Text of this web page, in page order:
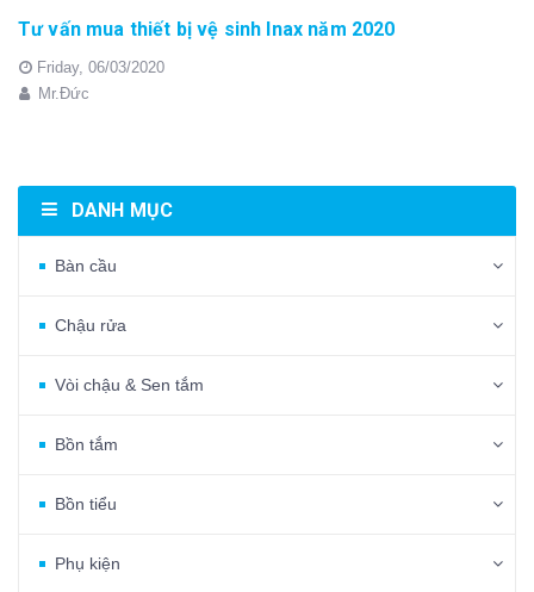
Tư vấn mua thiết bị vệ sinh Inax năm 2020
Friday, 06/03/2020
Mr.Đức
DANH MỤC
Bàn cầu
Chậu rửa
Vòi chậu & Sen tắm
Bồn tắm
Bồn tiểu
Phụ kiện